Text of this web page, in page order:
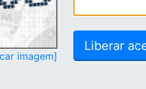
imagem]